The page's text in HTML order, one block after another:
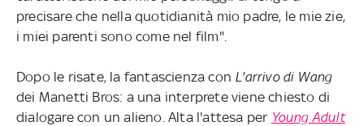
precisare che nella quotidianità mio padre, le mie zie,
i miei parenti sono come nel film".
Dopo le risate, la fantascienza con L'arrivo di Wang
dei Manetti Bros: a una interprete viene chiesto di
dialogare con un alieno. Alta l'attesa per Young Adult